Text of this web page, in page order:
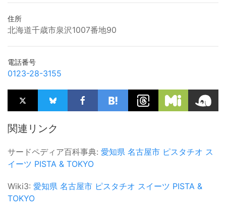
住所
北海道千歳市泉沢1007番地90
電話番号
0123-28-3155
関連リンク
サードペディア百科事典: 愛知県 名古屋市 ピスタチオ ス
イーツ PISTA & TOKYO
Wiki3: 愛知県 名古屋市 ピスタチオ スイーツ PISTA &
TOKYO